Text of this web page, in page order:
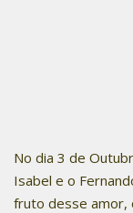
No dia 3 de
Isabel e o
fruto desse amor,